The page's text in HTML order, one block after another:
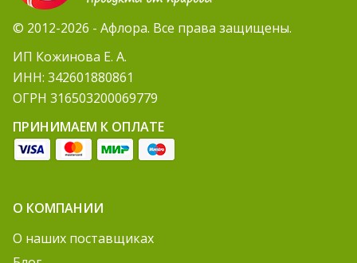
© 2012-2026 - Афлора. Все права защищены.
ИП Кожинова Е. А.
ИНН: 342601880861
ОГРН 316503200069779
ПРИНИМАЕМ К ОПЛАТЕ
О КОМПАНИИ
О наших поставщиках